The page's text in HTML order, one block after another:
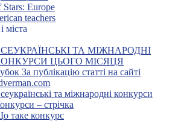
Europe
teachers
міста
ТА МІЖНАРОДНІ
ЦЬОГО МІСЯЦЯ
За публікацію статті на сайті
та міжнародні конкурси
– стрічка
таке конкурс